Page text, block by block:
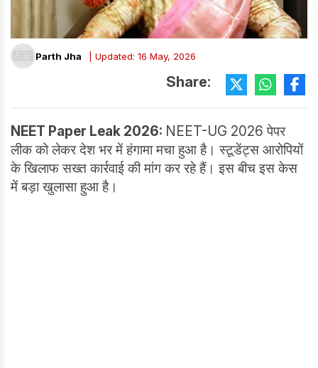
Parth Jha | Updated: 16 May, 2026
Share:
NEET Paper Leak 2026: NEET-UG 2026 पेपर
लीक को लेकर देश भर में हंगामा मचा हुआ है। स्टूडेंट्स आरोपियों
के खिलाफ सख्त कार्रवाई की मांग कर रहे हैं। इस बीच इस केस
में बड़ा खुलासा हुआ है।